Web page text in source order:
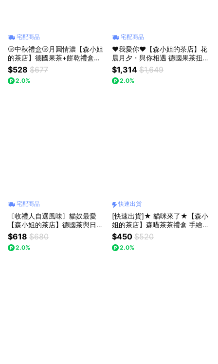
宅配商品
🌝中秋禮盒🌝月圓情濃【森小姐
的茶店】德國果茶+餅乾禮盒果
乾禮盒
$528 $677
2.0%
宅配商品
♥我愛你♥【森小姐的茶店】花
晨月夕・與你相遇 德國果茶扭蛋
機禮盒
$1,314 $1,649
2.0%
宅配商品
〔收禮人自選風味〕貓奴最愛
【森小姐的茶店】德國茶與日本
立體貓咪杯緣砂糖禮盒
$618 $680
2.0%
快速出貨
[快速出貨]★ 貓咪來了★【森小
姐的茶店】森喵茶茶禮盒 手繪插
畫茶標
$450 $520
2.0%